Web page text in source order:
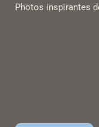
Photos inspirantes